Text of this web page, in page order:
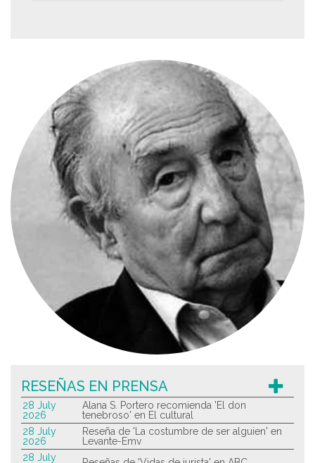
RESEÑAS EN PRENSA
28 July
2026
Alana S. Portero recomienda 'El don
tenebroso' en El cultural
28 July
2026
Reseña de 'La costumbre de ser alguien' en
Levante-Emv
28 July